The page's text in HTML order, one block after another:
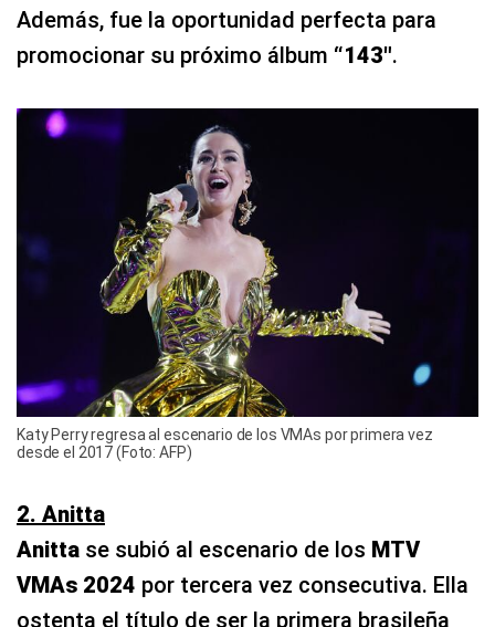
Además, fue la oportunidad perfecta para
promocionar su próximo álbum “143″.
Katy Perry regresa al escenario de los VMAs por primera vez
desde el 2017 (Foto: AFP)
2. Anitta
Anitta se subió al escenario de los MTV
VMAs 2024 por tercera vez consecutiva. Ella
ostenta el título de ser la primera brasileña